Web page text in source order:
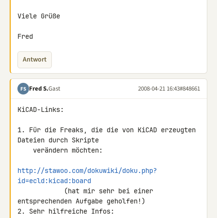
Viele Grüße
Fred
Antwort
FS Fred S.Gast 2008-04-21 16:43#848661
KiCAD-Links:
1. Für die Freaks, die die von KiCAD erzeugten
Dateien durch Skripte
http://stawoo.com/dokuwiki/doku.php?
id=ecld:kicad:board
entsprechenden Aufgabe geholfen!)
2. Sehr hilfreiche Infos: